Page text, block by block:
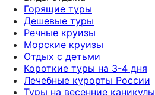
Горящие туры
Дешевые туры
Речные круизы
Морские круизы
Отдых с детьми
Короткие туры на 3-4 дня
Лечебные курорты России
Туры на весенние каникулы